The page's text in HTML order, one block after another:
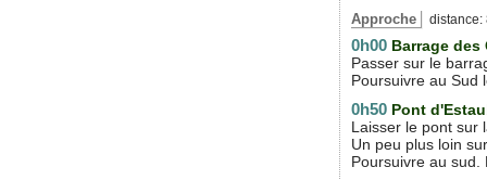
Approche distance:
0h00 Barrage des
Passer sur le
Poursuivre au Sud
0h50 Pont
Laisser le pont sur
Un peu plus loin
Poursuivre au